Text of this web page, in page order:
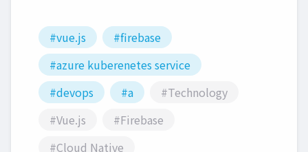
#vue.js
#firebase
#azure kuberenetes service
#devops
#a
#Technology
#Vue.js
#Firebase
#Cloud Native